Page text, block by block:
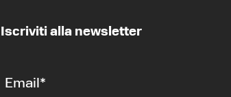
Iscriviti alla newsletter
Email*